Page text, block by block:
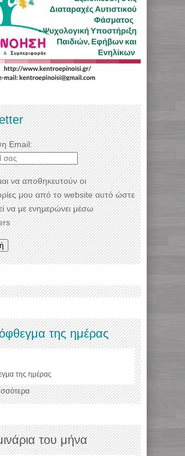
Email:
να αποθηκευτούν οι
μου από το website αυτό ώστε
να με ενημερώνει μέσω
της ημέρας
της ημέρας
του μήνα